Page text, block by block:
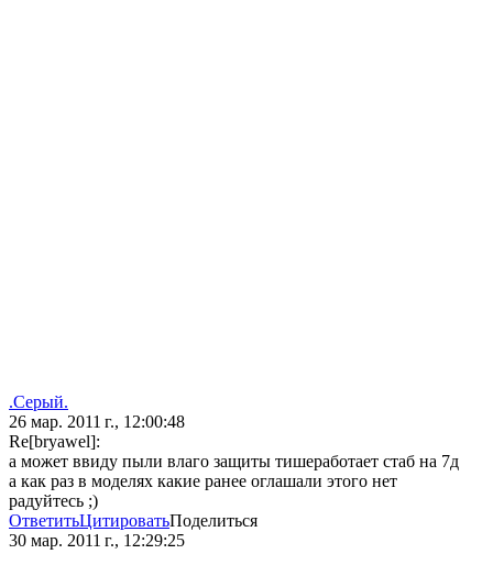
.Серый.
26 мар. 2011 г., 12:00:48
Re[bryawel]:
а может ввиду пыли влаго защиты тишеработает стаб на 7д
а как раз в моделях какие ранее оглашали этого нет
радуйтесь ;)
ОтветитьЦитироватьПоделиться
30 мар. 2011 г., 12:29:25